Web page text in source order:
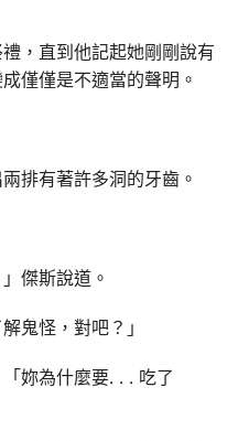
，直到他記起她剛剛說有
僅僅是不適當的聲明。
排有著許多洞的牙齒。
傑斯說道。
鬼怪，對吧？」
妳為什麼要. . . 吃了